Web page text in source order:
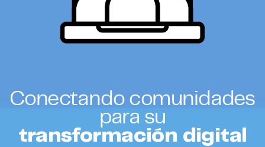
Conectando comunidades
para su
transformación digital